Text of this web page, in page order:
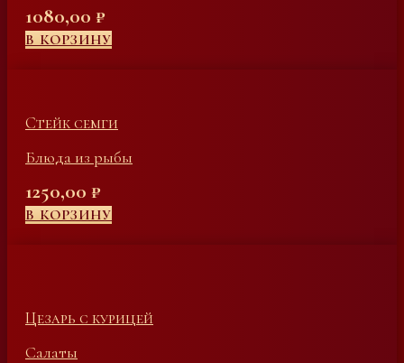
1080,00 ₽
В КОРЗИНУ
Стейк семги
Блюда из рыбы
1250,00 ₽
В КОРЗИНУ
Цезарь с курицей
Салаты